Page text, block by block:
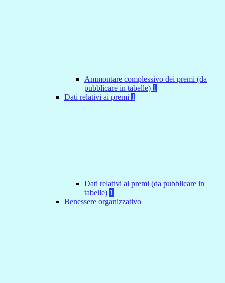
Ammontare complessivo dei premi (da
pubblicare in tabelle) 1
Dati relativi ai premi 1
Dati relativi ai premi (da pubblicare in
tabelle) 1
Benessere organizzativo